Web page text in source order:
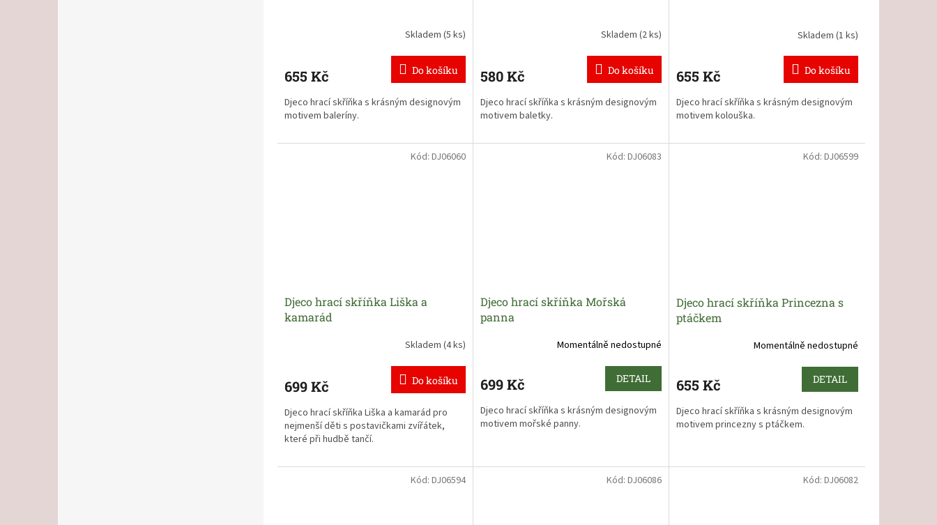
Skladem (5 ks)
655 Kč Do košíku
Djeco hrací skříňka s krásným designovým
motivem baleríny.
Skladem (2 ks)
580 Kč Do košíku
Djeco hrací skříňka s krásným designovým
motivem baletky.
Skladem (1 ks)
655 Kč Do košíku
Djeco hrací skříňka s krásným designovým
motivem kolouška.
Djeco hrací skříňka Liška a
kamarád
Skladem (4 ks)
699 Kč Do košíku
Djeco hrací skříňka Liška a kamarád pro
nejmenší děti s postavičkami zvířátek,
které při hudbě tančí.
Kód: DJ06060
Djeco hrací skříňka Mořská
panna
Momentálně nedostupné
699 Kč DETAIL
Djeco hrací skříňka s krásným designovým
motivem mořské panny.
Kód: DJ06083
Djeco hrací skříňka Princezna s
ptáčkem
Momentálně nedostupné
655 Kč DETAIL
Djeco hrací skříňka s krásným designovým
motivem princezny s ptáčkem.
Kód: DJ06599
Kód: DJ06594 Kód: DJ06086 Kód: DJ06082